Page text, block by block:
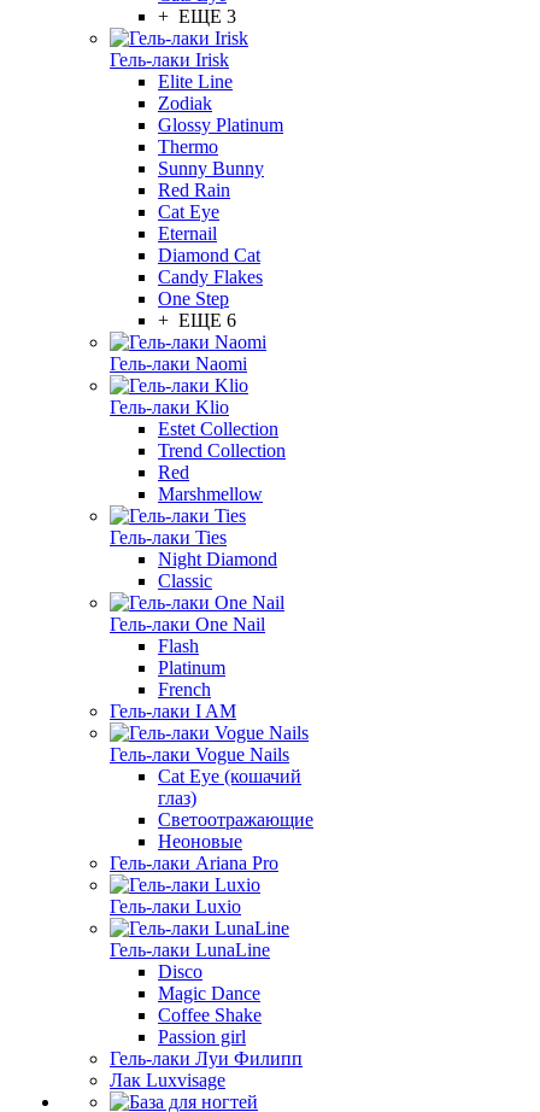
+ ЕЩЕ 3
Гель-лаки Irisk
Elite Line
Zodiak
Glossy Platinum
Thermo
Sunny Bunny
Red Rain
Cat Eye
Eternail
Diamond Cat
Candy Flakes
One Step
+ ЕЩЕ 6
Гель-лаки Naomi
Гель-лаки Klio
Estet Collection
Trend Collection
Red
Marshmellow
Гель-лаки Ties
Night Diamond
Classic
Гель-лаки One Nail
Flash
Platinum
French
Гель-лаки I AM
Гель-лаки Vogue Nails
Cat Eye (кошачий
глаз)
Светоотражающие
Неоновые
Гель-лаки Ariana Pro
Гель-лаки Luxio
Гель-лаки LunaLine
Disco
Magic Dance
Coffee Shake
Passion girl
Гель-лаки Луи Филипп
Лак Luxvisage